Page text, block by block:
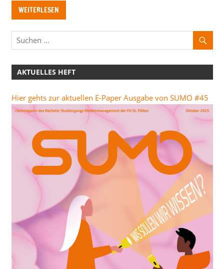
WEITERLESEN
AKTUELLES HEFT
Hier gehts zur aktuellen E-Paper Ausgabe von SUMO #45